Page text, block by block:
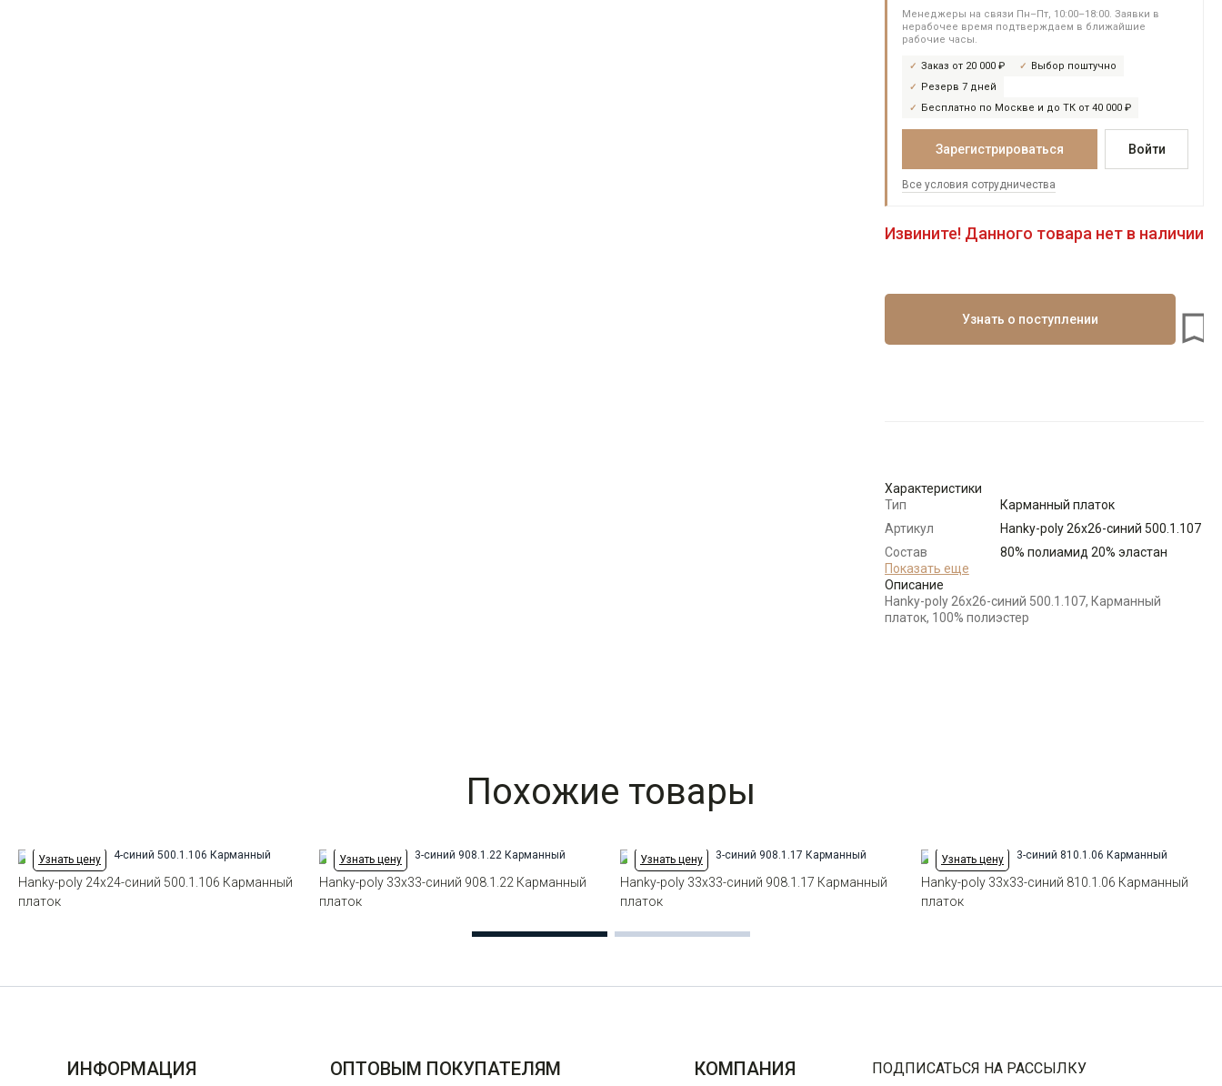
Менеджеры на связи Пн–Пт, 10:00–18:00. Заявки в
нерабочее время подтверждаем в ближайшие
рабочие часы.
Заказ от 20 000 ₽
Выбор поштучно
Резерв 7 дней
Бесплатно по Москве и до ТК от 40 000 ₽
Зарегистрироваться Войти
Все условия сотрудничества
Извините! Данного товара нет в наличии
Узнать о поступлении
Характеристики
Тип
Карманный платок
Артикул
Hanky-poly 26x26-синий 500.1.107
Состав
сырья
80% полиамид 20% эластан
Бренд
Цвет
Синий
Показать еще
Описание
Hanky-poly 26x26-синий 500.1.107, Карманный
платок, 100% полиэстер
Похожие товары
Узнать цену
Hanky-poly 24x24-синий 500.1.106 Карманный
платок
Узнать цену
Hanky-poly 33х33-синий 908.1.22 Карманный
платок
Узнать цену
Hanky-poly 33х33-синий 908.1.17 Карманный
платок
Узнать цену
Hanky-poly 33х33-синий 810.1.06 Карманный
платок
ИНФОРМАЦИЯ ОПТОВЫМ ПОКУПАТЕЛЯМ КОМПАНИЯ ПОДПИСАТЬСЯ НА РАССЫЛКУ